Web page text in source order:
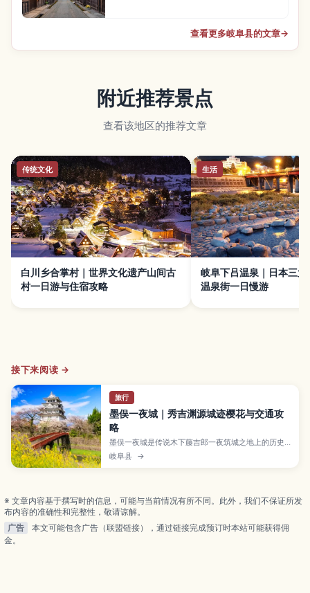
查看更多岐阜县的文章→
附近推荐景点
查看该地区的推荐文章
传统文化
白川乡合掌村｜世界文化遗产山间古
村一日游与住宿攻略
生活
岐阜下吕温泉｜日本三大
温泉街一日慢游
接下来阅读 →
旅行
墨俣一夜城｜秀吉渊源城迹樱花与交通攻
略
墨俣一夜城是传说木下藤吉郎一夜筑城之地上的历史
资料馆。本文介绍天守外观、秀吉展示、犀川樱花与
大垣岐阜周边散步礼仪。
岐阜县 →
※ 文章内容基于撰写时的信息，可能与当前情况有所不同。此外，我们不保证所发
布内容的准确性和完整性，敬请谅解。
广告
本文可能包含广告（联盟链接），通过链接完成预订时本站可能获得佣
金。